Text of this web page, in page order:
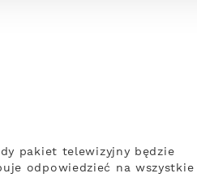
pakiet telewizyjny będzie
odpowiedzieć na wszystkie